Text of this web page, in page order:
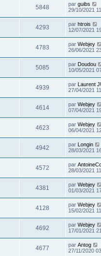
5848 par guibs
29/10/2021
4293 par htrois
12/07/2021
4783 par Webjey
26/06/2021
5085 par Doudou
10/05/2021
4939 par Laurent
27/04/2021
4614 par Webjey
07/04/2021
4623 par Webjey
06/04/2021
4942 par Longin
28/03/2021
4572 par
28/03/2021
4381 par Webjey
01/03/2021
4128 par Webjey
15/02/2021
4692 par Webjey
17/01/2021
4677 par Antog
27/11/2020